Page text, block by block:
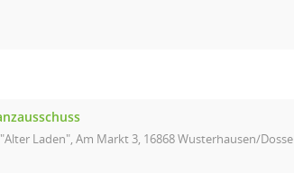
"Alter Laden", Am Markt 3, 16868 Wusterhausen/Dosse